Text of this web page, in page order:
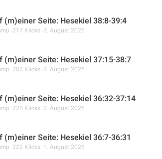
(m)einer Seite: Hesekiel 38:8-39:4
217 Klicks 3. August 2026
(m)einer Seite: Hesekiel 37:15-38:7
202 Klicks 3. August 2026
(m)einer Seite: Hesekiel 36:32-37:14
225 Klicks 2. August 2026
(m)einer Seite: Hesekiel 36:7-36:31
222 Klicks 1. August 2026